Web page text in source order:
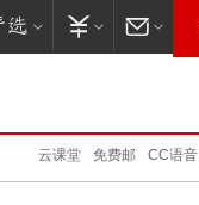
CC语音
免费邮
云课堂
卡搭编程
网易亲时光
味央